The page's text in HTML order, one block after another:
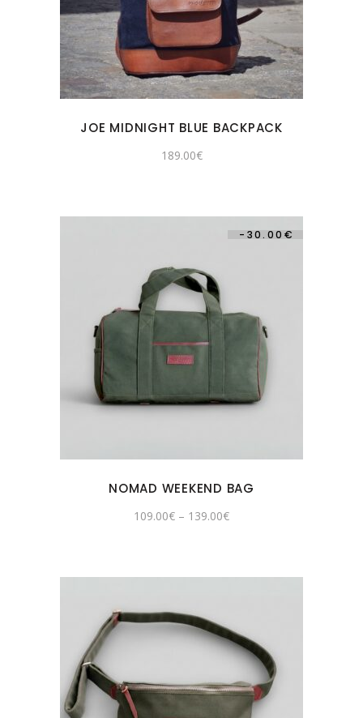
JOE MIDNIGHT BLUE BACKPACK
189.00€
- 30.00€
NOMAD WEEKEND BAG
109.00€ – 139.00€